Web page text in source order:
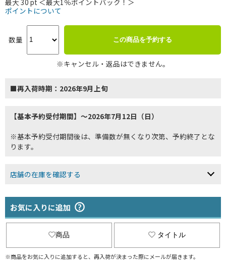
ポイントについて
数量 この商品を予約する
※キャンセル・返品はできません。
■再入荷時期：2026年9月上旬
【基本予約受付期間】～2026年7月12日（日）
※基本予約受付期間後は、準備数が無くなり次第、予約終了とな
ります。
店舗の在庫を確認する
お気に入りに追加
商品 タイトル
※商品をお気に入りに追加すると、再入荷が決まった際にメールが届きます。